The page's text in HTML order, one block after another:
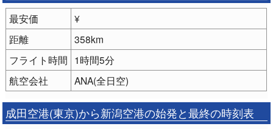
最安価
¥
距離
358km
フライト時間 1時間5分
航空会社
ANA(全日空)
成田空港(東京)から新潟空港の始発と最終の時刻表